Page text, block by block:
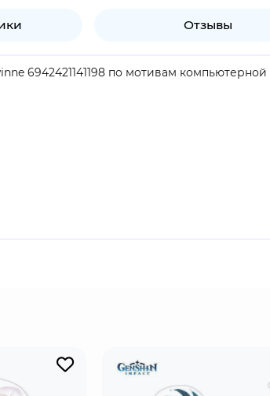
Отзывы
6942421141198 по мотивам
в Крепости Меропид. В прошлом Сигвинн